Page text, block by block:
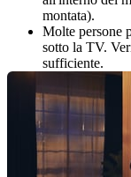
montata).
Molte persone
sotto la TV.
sufficiente.